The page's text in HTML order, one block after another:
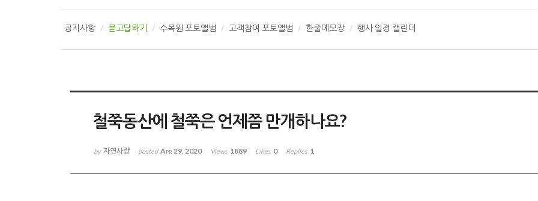
공지사항 묻고답하기 수목원 포토앨범 고객참여 포토앨범 한줄메모장 행사 일정 캘린더
철쭉동산에 철쭉은 언제쯤 만개하나요?
by 자연사랑 posted Apr 29, 2020 Views 1889 Likes 0 Replies 1